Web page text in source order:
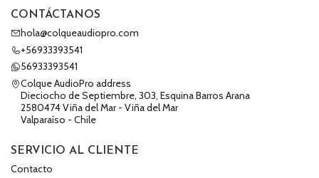
CONTÁCTANOS
hola@colqueaudiopro.com
+56933393541
56933393541
Colque AudioPro address
Dieciocho de Septiembre, 303, Esquina Barros Arana
2580474 Viña del Mar - Viña del Mar
Valparaíso - Chile
SERVICIO AL CLIENTE
Contacto